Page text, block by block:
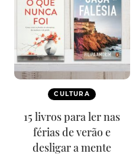
CULTURA
15 livros para ler nas
férias de verão e
desligar a mente